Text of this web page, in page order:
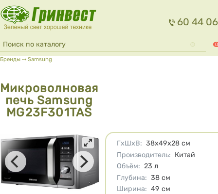
Перейти к основному содержанию
60 44 06
Форма поиска
Поиск 0
Вы здесь
Бренды ⇢ Samsung
Микроволновая
печь Samsung
MG23F301TAS
Характеристики
ГхШхВ: 38х49х28 см
Производитель: Китай
Объём: 23 л
Глубина: 38 см
Ширина: 49 см